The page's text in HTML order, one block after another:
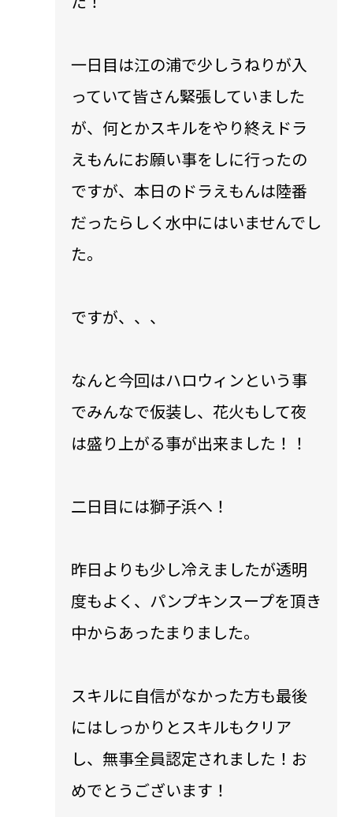
一日目は江の浦で少しうねりが入
っていて皆さん緊張していました
が、何とかスキルをやり終えドラ
えもんにお願い事をしに行ったの
ですが、本日のドラえもんは陸番
だったらしく水中にはいませんでし
た。
ですが、、、
なんと今回はハロウィンという事
でみんなで仮装し、花火もして夜
は盛り上がる事が出来ました！！
二日目には獅子浜へ！
昨日よりも少し冷えましたが透明
度もよく、パンプキンスープを頂き
中からあったまりました。
スキルに自信がなかった方も最後
にはしっかりとスキルもクリア
し、無事全員認定されました！お
めでとうございます！